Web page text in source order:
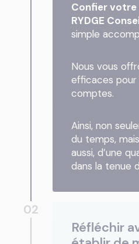
Confier
RYDGE
simple
Nous vous
efficaces
comptes.
Ainsi, non
du temps,
aussi, d’une
dans la tenue
02
Réfléchir